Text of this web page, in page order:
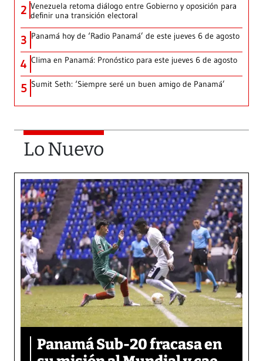
2 Venezuela retoma diálogo entre Gobierno y oposición para
definir una transición electoral
3 Panamá hoy de ‘Radio Panamá’ de este jueves 6 de agosto
4 Clima en Panamá: Pronóstico para este jueves 6 de agosto
5 Sumit Seth: ‘Siempre seré un buen amigo de Panamá’
Lo Nuevo
Panamá Sub-20 fracasa en